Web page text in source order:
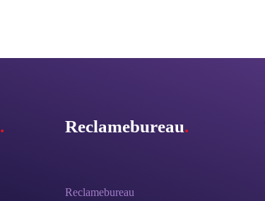
. Reclamebureau.
Reclamebureau